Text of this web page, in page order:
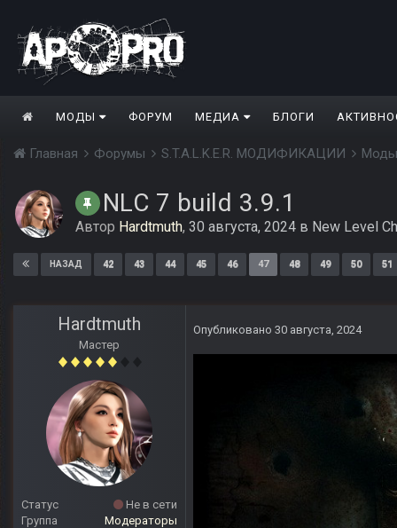
МОДЫ ФОРУМ МЕДИА БЛОГИ
Главная Форумы S.T.A.L.K.E.R. МОДИФИКАЦИИ
NLC 7 build 3.9.1
Автор Hardtmuth, 30 августа, 2024 в New Level
НАЗАД 42 43 44 45 46 47 48 49 50 51
Hardtmuth
Мастер
Статус
Не в сети
Группа
Модераторы
Опубликовано 30 августа, 2024